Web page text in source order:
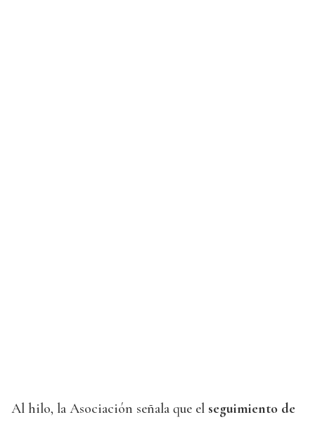
Al hilo, la Asociación señala que el seguimiento de